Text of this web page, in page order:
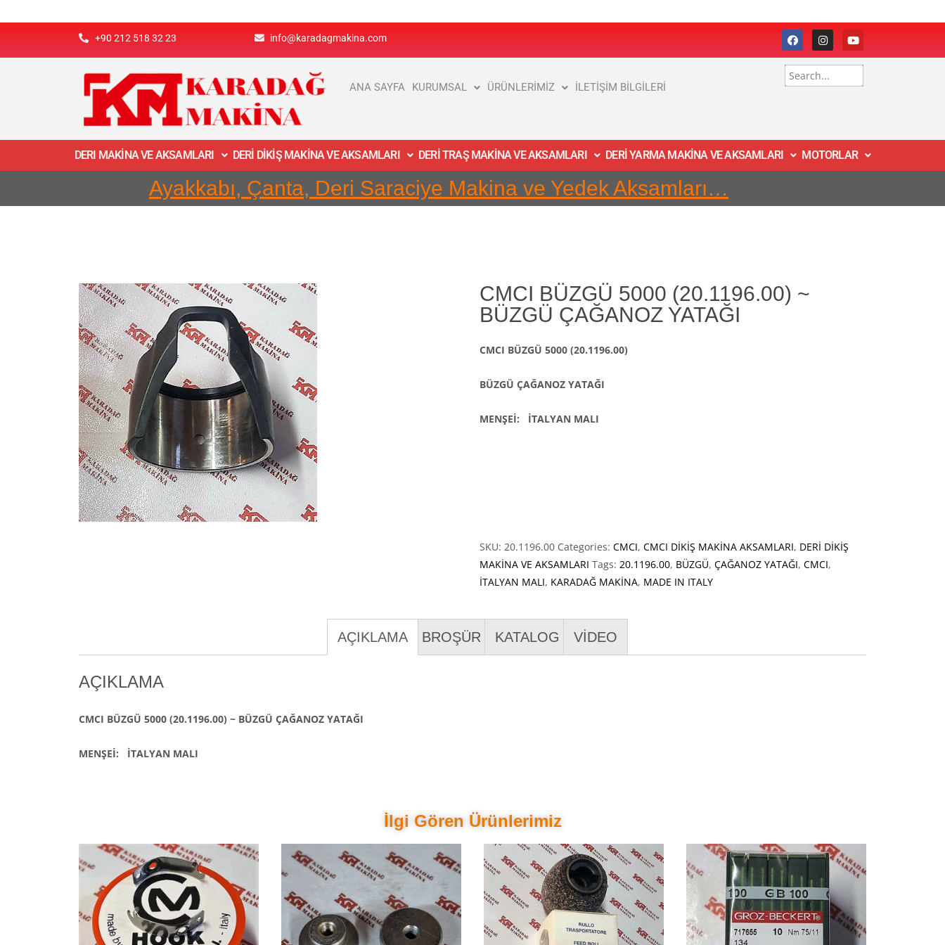
+90 212 518 32 23 info@karadagmakina.com
ANA SAYFA KURUMSAL ÜRÜNLERİMİZ İLETİŞİM BİLGİLERİ
DERI MAKİNA VE AKSAMLARI DERİ DİKİŞ MAKİNA VE AKSAMLARI DERİ TRAŞ MAKİNA VE AKSAMLARI DERİ YARMA MAKİNA VE AKSAMLARI MOTORLAR
Ayakkabı, Çanta, Deri Saraciye Makina ve Yedek Aksamları…
CMCI BÜZGÜ 5000 (20.1196.00) ~
BÜZGÜ ÇAĞANOZ YATAĞI
CMCI BÜZGÜ 5000 (20.1196.00)
BÜZGÜ ÇAĞANOZ YATAĞI
MENŞEİ: İTALYAN MALI
SKU: 20.1196.00 Categories: CMCI, CMCI DİKİŞ MAKİNA AKSAMLARI, DERİ DİKİŞ
MAKİNA VE AKSAMLARI Tags: 20.1196.00, BÜZGÜ, ÇAĞANOZ YATAĞI, CMCI,
İTALYAN MALI, KARADAĞ MAKİNA, MADE IN ITALY
AÇIKLAMA BROŞÜR KATALOG VİDEO
AÇIKLAMA
CMCI BÜZGÜ 5000 (20.1196.00) ~ BÜZGÜ ÇAĞANOZ YATAĞI
MENŞEİ: İTALYAN MALI
İlgi Gören Ürünlerimiz